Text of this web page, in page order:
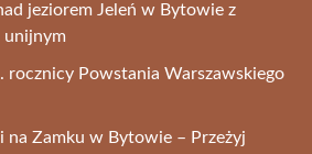
jeziorem Jeleń w Bytowie z
unijnym
rocznicy Powstania Warszawskiego
na Zamku w Bytowie – Przeżyj